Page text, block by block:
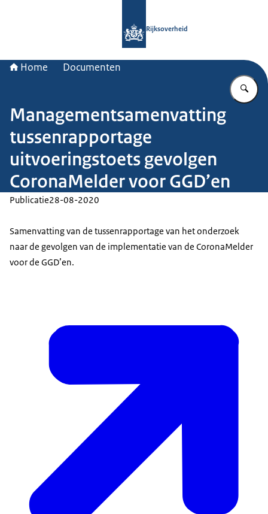
Rijksoverheid
Home Documenten
Managementsamenvatting
tussenrapportage
uitvoeringstoets gevolgen
CoronaMelder voor GGD’en
Publicatie28-08-2020
Samenvatting van de tussenrapportage van het onderzoek
naar de gevolgen van de implementatie van de CoronaMelder
voor de GGD’en.